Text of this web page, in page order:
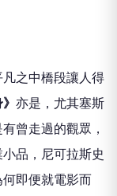
之中橋段讓人得
亦是，尤其塞斯
曾走過的觀眾，
品，尼可拉斯史
即便就電影而